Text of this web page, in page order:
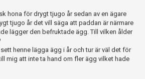
hona för drygt tjugo år sedan av en ägare
tjugo år det vill säga att paddan är närmare
lägger den befruktade ägg. Till vilken ålder
henne lägga ägg i år och tur är väl det för
mig att inte ta hand om fler ägg vilket hade